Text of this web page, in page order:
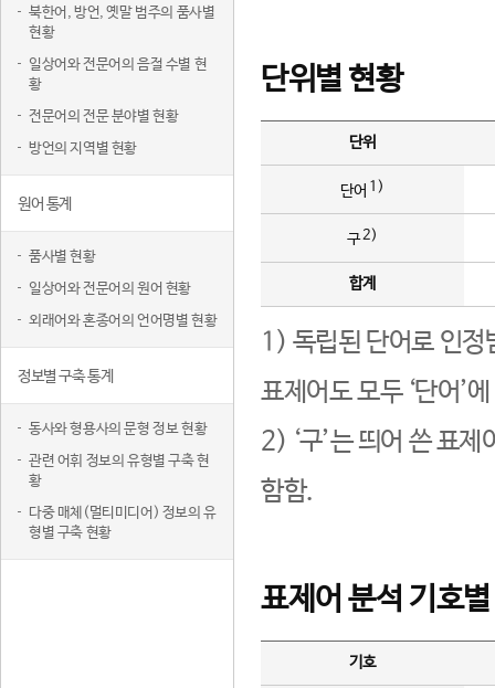
북한어, 방언, 옛말 범주의 품사별
현황
일상어와 전문어의 음절 수별 현
황
전문어의 전문 분야별 현황
방언의 지역별 현황
원어 통계
품사별 현황
일상어와 전문어의 원어 현황
외래어와 혼종어의 언어명별 현황
정보별 구축 통계
동사와 형용사의 문형 정보 현황
관련 어휘 정보의 유형별 구축 현
황
다중 매체(멀티미디어) 정보의 유
형별 구축 현황
단위별 현황
단위
단어 1)
구2)
합계
1) 독립된 단어로 인정
표제어도 모두 ‘단어’
2) ‘구’는 띄어 쓴 표
함함.
표제어 분석 기호
기호